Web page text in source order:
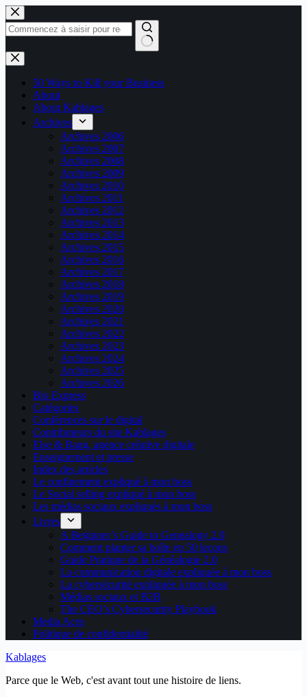
Passer
au
contenu
Aucun
résultat
50 Ways to Kill your Business
About
About Kablages
Archives
Archives 2006
Archives 2007
Archives 2008
Archives 2009
Archives 2010
Archives 2011
Archives 2012
Archives 2013
Archives 2014
Archives 2015
Archives 2016
Archives 2017
Archives 2018
Archives 2019
Archives 2020
Archives 2021
Archives 2022
Archives 2023
Archives 2024
Archives 2025
Archives 2026
Bio Express
Catégories
Conférences sur le digital
Contributeurs du site Kablages
Else & Bang, agence créative digitale
Enseignement et presse
Index des articles
Le confinement expliqué à mon boss
Le Social selling expliqué à mon boss
Les médias sociaux expliqués à mon boss
Livres
A Beginner’s Guide to Genealogy 2.0
Comment planter sa boîte en 50 leçons
Guide Pratique de la Généalogie 2.0
La communication digitale expliquée à mon boss
La cybersécurité expliquée à mon boss
Médias sociaux et B2B
The CEO’s Cybersecurity Playbook
Media Aces
Politique de confidentialité
Kablages
Parce que le Web, c'est avant tout une histoire de liens.